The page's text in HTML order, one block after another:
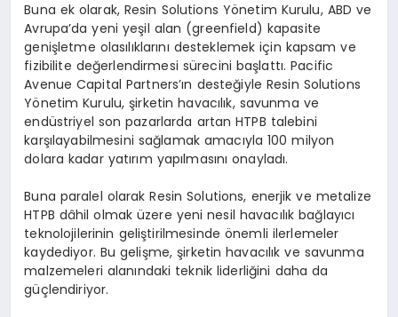
Buna ek olarak, Resin Solutions Yönetim Kurulu, ABD ve
Avrupa’da yeni yeşil alan (greenfield) kapasite
genişletme olasılıklarını desteklemek için kapsam ve
fizibilite değerlendirmesi sürecini başlattı. Pacific
Avenue Capital Partners’ın desteğiyle Resin Solutions
Yönetim Kurulu, şirketin havacılık, savunma ve
endüstriyel son pazarlarda artan HTPB talebini
karşılayabilmesini sağlamak amacıyla 100 milyon
dolara kadar yatırım yapılmasını onayladı.
Buna paralel olarak Resin Solutions, enerjik ve metalize
HTPB dâhil olmak üzere yeni nesil havacılık bağlayıcı
teknolojilerinin geliştirilmesinde önemli ilerlemeler
kaydediyor. Bu gelişme, şirketin havacılık ve savunma
malzemeleri alanındaki teknik liderliğini daha da
güçlendiriyor.